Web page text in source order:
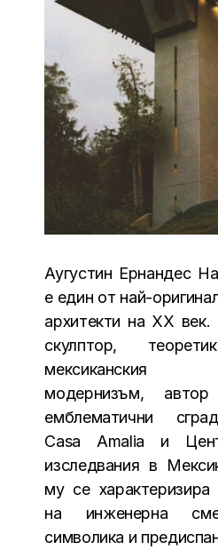
Аугустин Ернандес
е един от най-
архитекти на XX
скулптор,
мексиканския
модернизъм,
емблематични
Casa Amalia и
изследвания в
му се
на инженерна
символика и